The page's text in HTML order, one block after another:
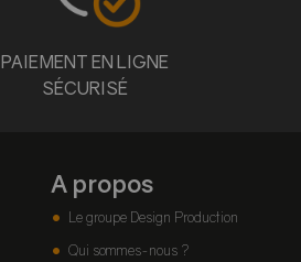
PAIEMENT EN LIGNE
SÉCURISÉ
A propos
Le groupe Design Production
Qui sommes-nous ?